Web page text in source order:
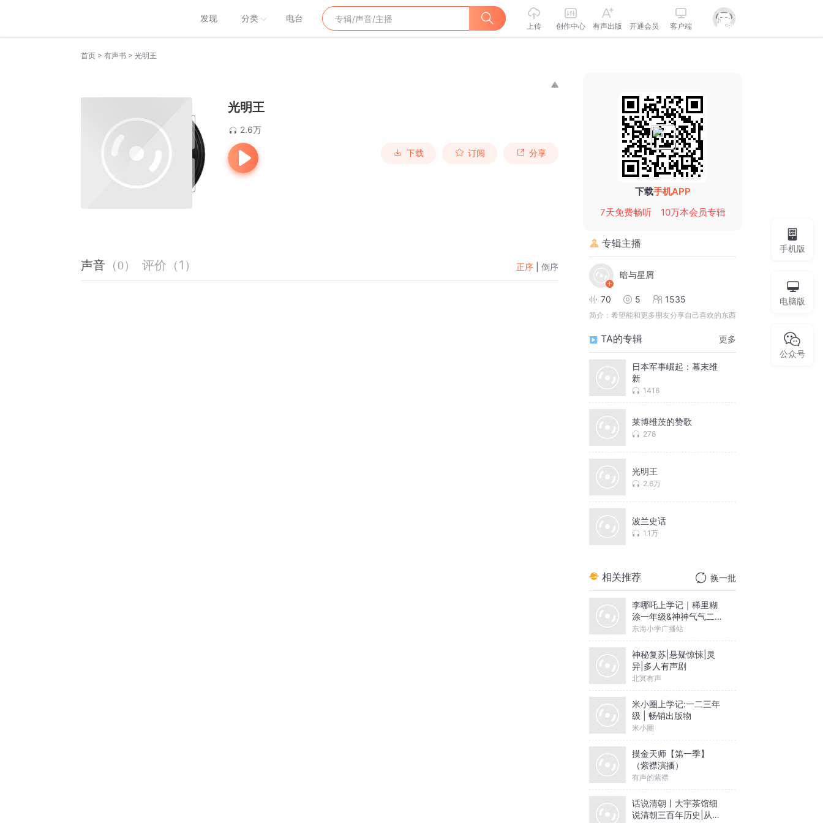
发现 分类 电台
上传 创作中心 有声出版 开通会员 客户端
首页 > 有声书 > 光明王
光明王
2.6万
下载 订阅 分享
声音 （0） 评价 （1 ） 正序 倒序
下载手机APP
7天免费畅听
10万本会员专辑
专辑主播
暗与星屑
70 5 1535
简介： 希望能和更多朋友分享自己喜欢的东西
TA的专辑 更多
日本军事崛起：幕末维
新
1416
莱博维茨的赞歌
278
光明王
2.6万
波兰史话
1.1万
相关推荐 换一批
李哪吒上学记｜稀里糊
涂一年级&神神气气二年
级
东海小学广播站
神秘复苏|悬疑惊悚|灵
异|多人有声剧
北冥有声
米小圈上学记:一二三年
级 | 畅销出版物
米小圈
摸金天师【第一季】
（紫襟演播）
有声的紫襟
话说清朝丨大宇茶馆细
说清朝三百年历史|从努
手机版
电脑版
公众号